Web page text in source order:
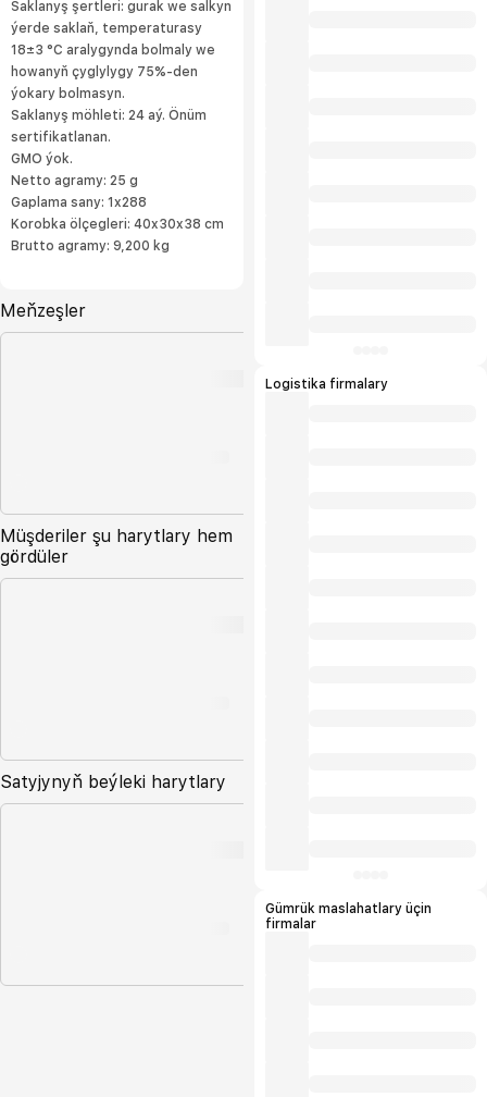
Saklanyş şertleri: gurak we salkyn
ýerde saklaň, temperaturasy
18±3 °С aralygynda bolmaly we
howanyň çyglylygy 75%-den
ýokary bolmasyn.
Saklanyş möhleti: 24 aý. Önüm
sertifikatlanan.
GMO ýok.
Netto agramy: 25 g
Gaplama sany: 1x288
Korobka ölçegleri: 40x30x38 cm
Brutto agramy: 9,200 kg
Meňzeşler
Müşderiler şu harytlary hem
gördüler
Satyjynyň beýleki harytlary
Logistika firmalary
Gümrük maslahatlary üçin
firmalar